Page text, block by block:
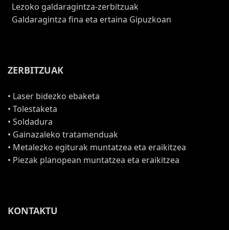
Lezoko galdaragintza-zerbitzuak
Galdaragintza fina eta ertaina Gipuzkoan
ZERBITZUAK
• Laser bidezko ebaketa
• Tolestaketa
• Soldadura
• Gainazaleko tratamenduak
• Metalezko egiturak muntatzea eta eraikitzea
• Piezak planopean muntatzea eta eraikitzea
KONTAKTU